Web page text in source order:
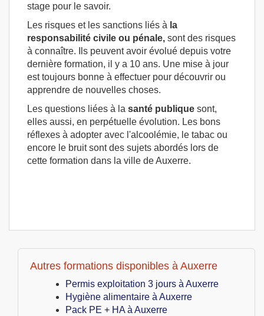
stage pour le savoir.
Les risques et les sanctions liés à la
responsabilité civile ou pénale, sont des risques
à connaître. Ils peuvent avoir évolué depuis votre
dernière formation, il y a 10 ans. Une mise à jour
est toujours bonne à effectuer pour découvrir ou
apprendre de nouvelles choses.
Les questions liées à la santé publique sont,
elles aussi, en perpétuelle évolution. Les bons
réflexes à adopter avec l'alcoolémie, le tabac ou
encore le bruit sont des sujets abordés lors de
cette formation dans la ville de Auxerre.
Autres formations disponibles à Auxerre
Permis exploitation 3 jours à Auxerre
Hygiène alimentaire à Auxerre
Pack PE + HA à Auxerre